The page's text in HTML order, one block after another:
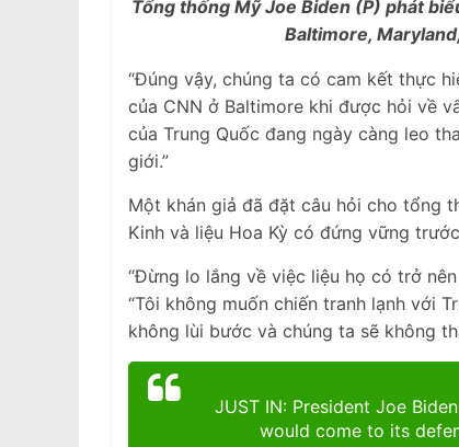
Tổng thống Mỹ Joe Biden (P) phát
Baltimore,
“Đúng vậy, chúng ta có cam kết thực
của CNN ở Baltimore khi được hỏi về
của Trung Quốc đang ngày càng leo
giới.”
Một khán giả đã đặt câu hỏi cho tổng
Kinh và liệu Hoa Kỳ có đứng vững
“Đừng lo lắng về việc liệu họ có trở
“Tôi không muốn chiến tranh lạnh với
không lùi bước và chúng ta sẽ không
JUST IN: President Joe
would come to its